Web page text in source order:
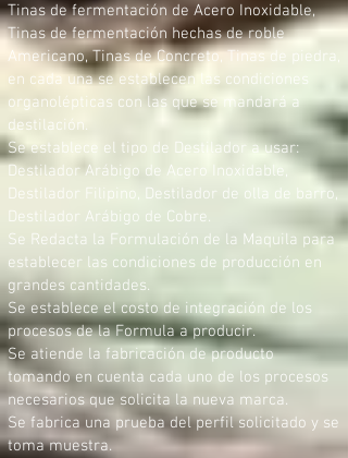
Tinas de fermentación de Acero Inoxidable,
Tinas de fermentación hechas de roble
Americano, Tinas de Concreto, Tinas de piedra,
en cada una se establecen las condiciones
organolépticas con las que se mandará a
destilación.
Se establece el tipo de Destilador a usar:
Destilador Arábigo de Acero Inoxidable,
Destilador Filipino, Destilador de olla de barro,
Destilador Arábigo de Cobre.
Se Redacta la Formulación de la Maquila para
establecer las condiciones de producción en
grandes cantidades.
Se establece el costo de integración de los
procesos de la Formula a producir.
Se atiende la fabricación de producto
tomando en cuenta cada uno de los procesos
necesarios que solicita la nueva marca.
Se fabrica una prueba del perfil solicitado y se
toma muestra.